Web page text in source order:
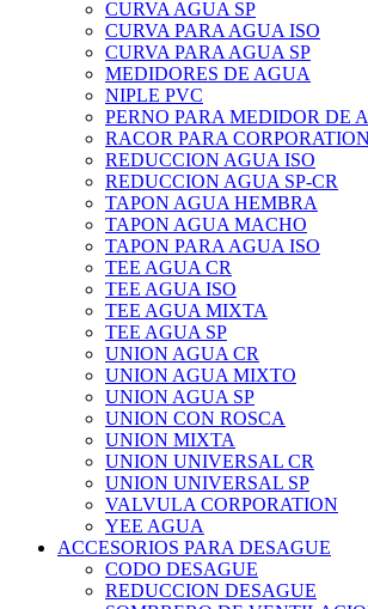
CURVA AGUA SP
CURVA PARA AGUA ISO
CURVA PARA AGUA SP
MEDIDORES DE AGUA
NIPLE PVC
PERNO PARA MEDIDOR DE
RACOR PARA CORPORATION
REDUCCION AGUA ISO
REDUCCION AGUA SP-CR
TAPON AGUA HEMBRA
TAPON AGUA MACHO
TAPON PARA AGUA ISO
TEE AGUA CR
TEE AGUA ISO
TEE AGUA MIXTA
TEE AGUA SP
UNION AGUA CR
UNION AGUA MIXTO
UNION AGUA SP
UNION CON ROSCA
UNION MIXTA
UNION UNIVERSAL CR
UNION UNIVERSAL SP
VALVULA CORPORATION
YEE AGUA
ACCESORIOS PARA DESAGUE
CODO DESAGUE
REDUCCION DESAGUE